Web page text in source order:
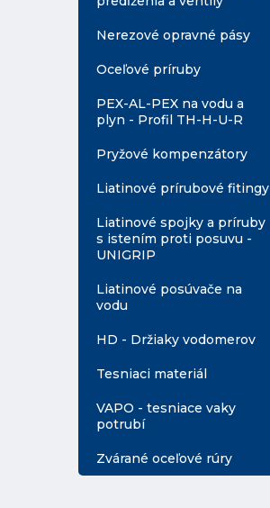
Nerezové opravné pásy
Oceľové príruby
PEX-AL-PEX na vodu a
plyn - Profil TH-H-U-R
Pryžové kompenzátory
Liatinové prírubové fitingy
Liatinové spojky a príruby
s istením proti posuvu -
UNIGRIP
Liatinové posúvače na
vodu
HD - Držiaky vodomerov
Tesniaci materiál
VAPO - tesniace vaky
potrubí
Zvárané oceľové rúry